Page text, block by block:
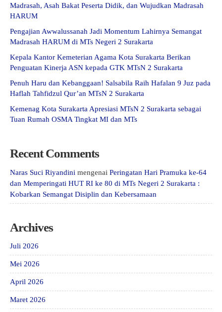
Madrasah, Asah Bakat Peserta Didik, dan Wujudkan Madrasah
HARUM
Pengajian Awwalussanah Jadi Momentum Lahirnya Semangat
Madrasah HARUM di MTs Negeri 2 Surakarta
Kepala Kantor Kemeterian Agama Kota Surakarta Berikan
Penguatan Kinerja ASN kepada GTK MTsN 2 Surakarta
Penuh Haru dan Kebanggaan! Salsabila Raih Hafalan 9 Juz pada
Haflah Tahfidzul Qur’an MTsN 2 Surakarta
Kemenag Kota Surakarta Apresiasi MTsN 2 Surakarta sebagai
Tuan Rumah OSMA Tingkat MI dan MTs
Recent Comments
Naras Suci Riyandini mengenai Peringatan Hari Pramuka ke-64
dan Memperingati HUT RI ke 80 di MTs Negeri 2 Surakarta :
Kobarkan Semangat Disiplin dan Kebersamaan
Archives
Juli 2026
Mei 2026
April 2026
Maret 2026